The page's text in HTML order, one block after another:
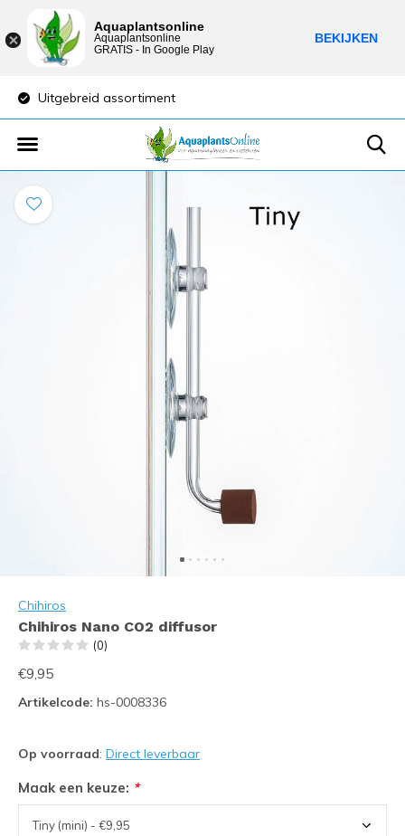
Uitgebreid assortiment
Chihiros
Chihiros Nano CO2 diffusor
(0)
€9,95
Artikelcode: hs-0008336
Op voorraad: Direct leverbaar
Maak een keuze: *
Aquaplantsonline
Aquaplantsonline
GRATIS - In Google Play
BEKIJKEN